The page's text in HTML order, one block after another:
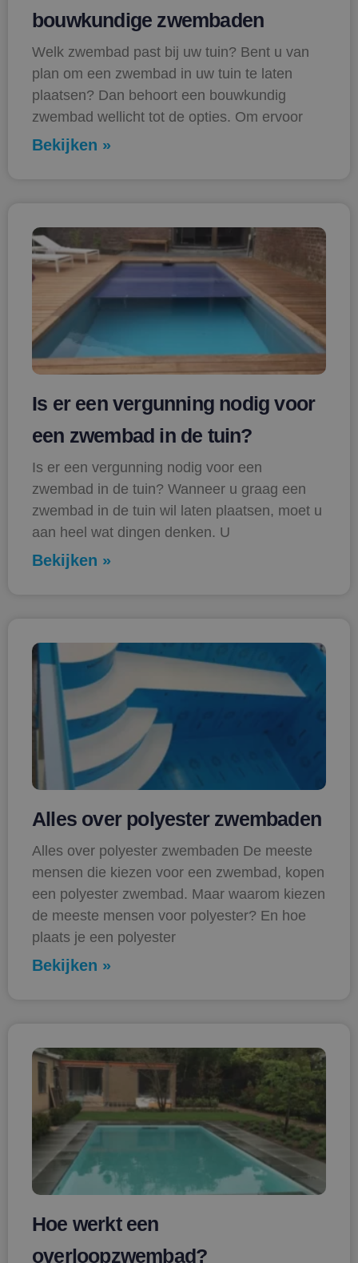
bouwkundige zwembaden
Welk zwembad past bij uw tuin? Bent u van
plan om een zwembad in uw tuin te laten
plaatsen? Dan behoort een bouwkundig
zwembad wellicht tot de opties. Om ervoor
Bekijken »
Is er een vergunning nodig voor
een zwembad in de tuin?
Is er een vergunning nodig voor een
zwembad in de tuin? Wanneer u graag een
zwembad in de tuin wil laten plaatsen, moet u
aan heel wat dingen denken. U
Bekijken »
Alles over polyester zwembaden
Alles over polyester zwembaden De meeste
mensen die kiezen voor een zwembad, kopen
een polyester zwembad. Maar waarom kiezen
de meeste mensen voor polyester? En hoe
plaats je een polyester
Bekijken »
Hoe werkt een
overloopzwembad?